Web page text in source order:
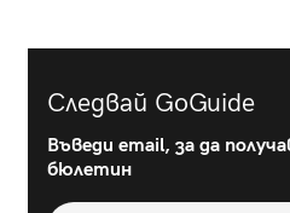
Следвай GoGuide
Въведи email, за да
бюлетин